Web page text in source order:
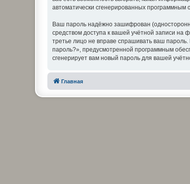
автоматически сгенерированных программным
Ваш пароль надёжно зашифрован
средством доступа к вашей учётной записи на
третье лицо не вправе спрашивать ваш
пароль?», предусмотренной программным
сгенерирует вам новый пароль для вашей
Главная